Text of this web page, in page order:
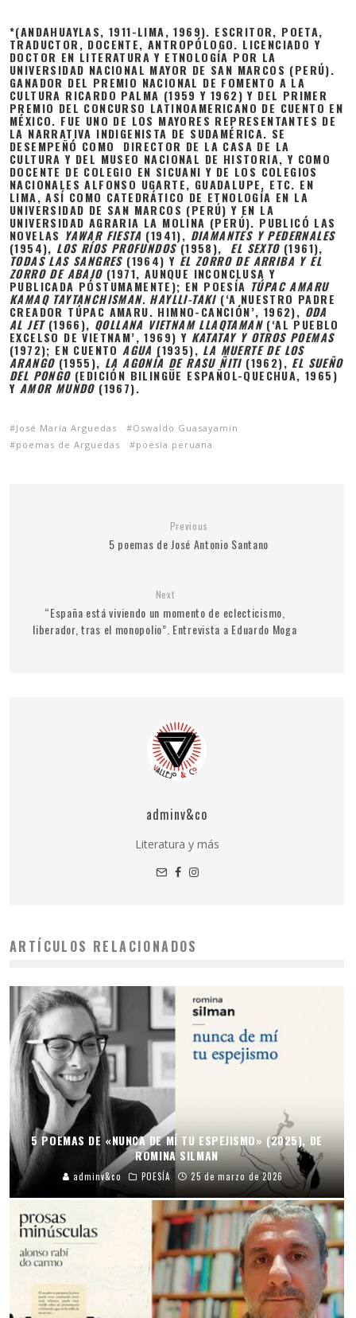
*(ANDAHUAYLAS, 1911-LIMA, 1969). ESCRITOR, POETA,
TRADUCTOR, DOCENTE, ANTROPÓLOGO. LICENCIADO Y
DOCTOR EN LITERATURA Y ETNOLOGÍA POR LA
UNIVERSIDAD NACIONAL MAYOR DE SAN MARCOS (PERÚ).
GANADOR DEL PREMIO NACIONAL DE FOMENTO A LA
CULTURA RICARDO PALMA (1959 Y 1962) Y DEL PRIMER
PREMIO DEL CONCURSO LATINOAMERICANO DE CUENTO EN
MÉXICO. FUE UNO DE LOS MAYORES REPRESENTANTES DE
LA NARRATIVA INDIGENISTA DE SUDAMÉRICA. SE
DESEMPEÑÓ COMO DIRECTOR DE LA CASA DE LA
CULTURA Y DEL MUSEO NACIONAL DE HISTORIA, Y COMO
DOCENTE DE COLEGIO EN SICUANI Y DE LOS COLEGIOS
NACIONALES ALFONSO UGARTE, GUADALUPE, ETC. EN
LIMA, ASÍ COMO CATEDRÁTICO DE ETNOLOGÍA EN LA
UNIVERSIDAD DE SAN MARCOS (PERÚ) Y EN LA
UNIVERSIDAD AGRARIA LA MOLINA (PERÚ). PUBLICÓ LAS
NOVELAS YAWAR FIESTA (1941), DIAMANTES Y PEDERNALES
(1954), LOS RÍOS PROFUNDOS(1958), EL SEXTO(1961),
TODAS LAS SANGRES(1964) Y EL ZORRO DE ARRIBA Y EL
ZORRO DE ABAJO(1971, AUNQUE INCONCLUSA Y
PUBLICADA PÓSTUMAMENTE); EN POESÍA TÚPAC AMARU
KAMAQ TAYTANCHISMAN. HAYLLI-TAKI (‘A NUESTRO PADRE
CREADOR TÚPAC AMARU. HIMNO-CANCIÓN’, 1962), ODA
AL JET(1966), QOLLANA VIETNAM LLAQTAMAN (‘AL PUEBLO
EXCELSO DE VIETNAM’, 1969) Y KATATAY Y OTROS POEMAS
(1972); EN CUENTO AGUA (1935), LA MUERTE DE LOS
ARANGO (1955), LA AGONÍA DE RASU ÑITI(1962), EL SUEÑO
DEL PONGO(EDICIÓN BILINGÜE ESPAÑOL-QUECHUA, 1965)
Y AMOR MUNDO(1967).
José María Arguedas
Oswaldo Guasayamín
poemas de Arguedas
poesía peruana
Previous
5 poemas de José Antonio Santano
Next
“España está viviendo un momento de eclecticismo,
liberador, tras el monopolio”. Entrevista a Eduardo Moga
adminv&co
Literatura y más
ARTÍCULOS RELACIONADOS
5 POEMAS DE «NUNCA DE MÍ TU ESPEJISMO» (2025), DE
ROMINA SILMAN
adminv&co POESÍA 25 de marzo de 2026